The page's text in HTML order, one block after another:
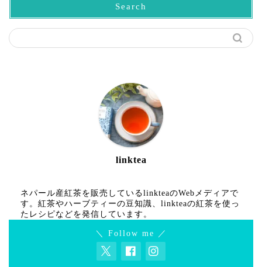
Search
linktea
ネパール産紅茶を販売しているlinkteaのWebメディアで
す。紅茶やハーブティーの豆知識、linkteaの紅茶を使っ
たレシピなどを発信しています。
＼ Follow me ／